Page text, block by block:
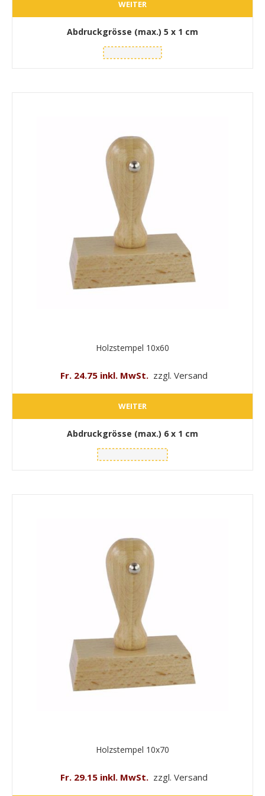
WEITER
Abdruckgrösse (max.) 5 x 1 cm
Holzstempel 10x60
Fr. 24.75 inkl. MwSt. zzgl. Versand
WEITER
Abdruckgrösse (max.) 6 x 1 cm
Holzstempel 10x70
Fr. 29.15 inkl. MwSt. zzgl. Versand